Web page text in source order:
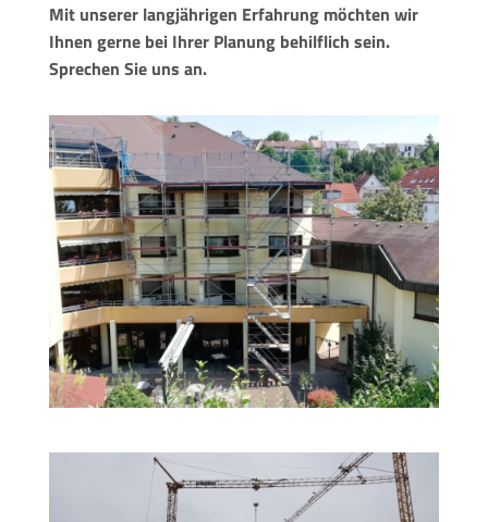
Mit unserer langjährigen Erfahrung möchten wir
Ihnen gerne bei Ihrer Planung behilflich sein.
Sprechen Sie uns an.